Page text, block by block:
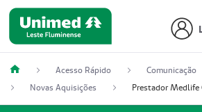
Acesso Rápido
Comunicação
Novas Aquisições